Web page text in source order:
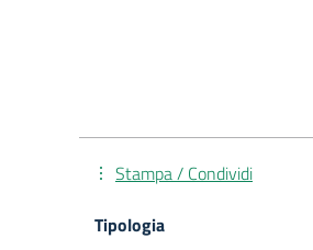
Stampa / Condividi
Tipologia